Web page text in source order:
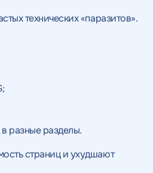
технических «паразитов».
разные разделы.
страниц и ухудшают